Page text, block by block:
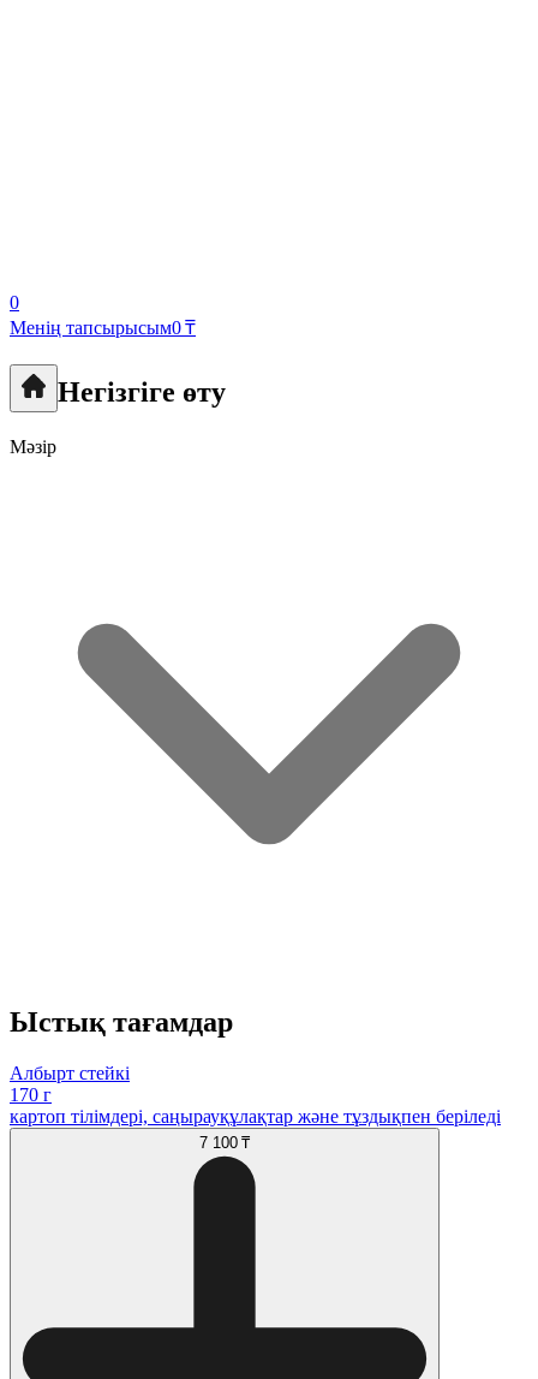
0
Менің тапсырысым0 ₸
Негізгіге өту
Мәзір
Ыстық тағамдар
Албырт стейкі
170 г
картоп тілімдері, саңырауқұлақтар және тұздықпен беріледі
7 100 ₸